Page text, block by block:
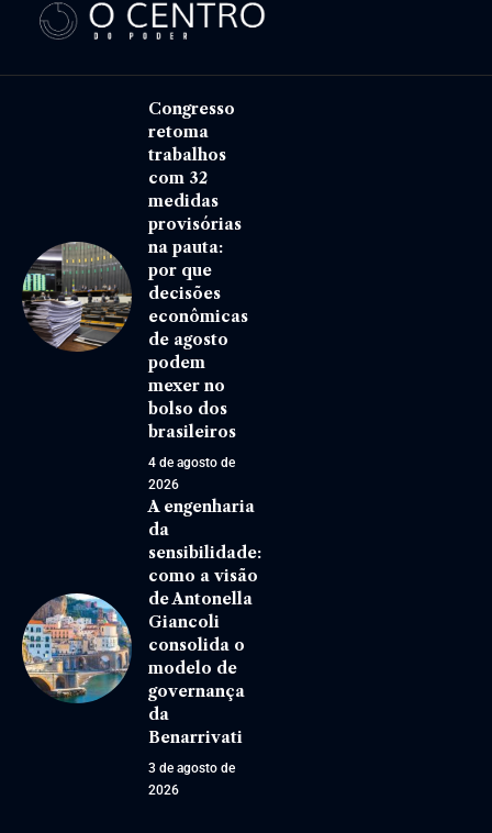
Congresso
retoma
trabalhos
com 32
medidas
provisórias
na pauta:
por que
decisões
econômicas
de agosto
podem
mexer no
bolso dos
brasileiros
4 de agosto de
2026
A engenharia
da
sensibilidade:
como a visão
de Antonella
Giancoli
consolida o
modelo de
governança
da
Benarrivati
3 de agosto de
2026